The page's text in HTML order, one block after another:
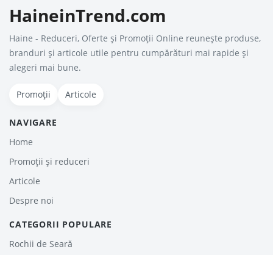
HaineinTrend.com
Haine - Reduceri, Oferte şi Promoţii Online reunește produse,
branduri și articole utile pentru cumpărături mai rapide și
alegeri mai bune.
Promoții Articole
NAVIGARE
Home
Promoții și reduceri
Articole
Despre noi
CATEGORII POPULARE
Rochii de Seară